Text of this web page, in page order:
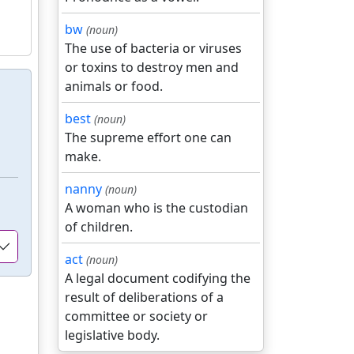
bw (noun)
The use of bacteria or viruses
or toxins to destroy men and
animals or food.
best (noun)
The supreme effort one can
make.
nanny (noun)
A woman who is the custodian
of children.
act (noun)
A legal document codifying the
result of deliberations of a
committee or society or
legislative body.